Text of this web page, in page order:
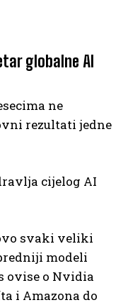
globalne AI
ne
rezultati jedne
cijelog AI
svaki veliki
modeli
ovise o Nvidia
i Amazona do